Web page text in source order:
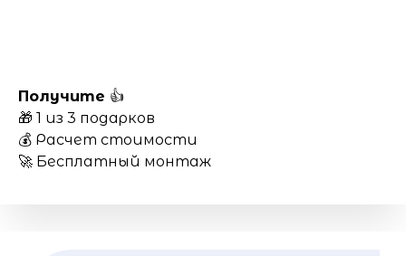
Получите 👍
🎁 1 из 3 подарков
💰 Расчет стоимости
🚀 Бесплатный монтаж